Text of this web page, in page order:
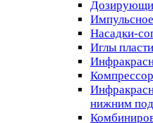
Насадки-
Иглы
нижним